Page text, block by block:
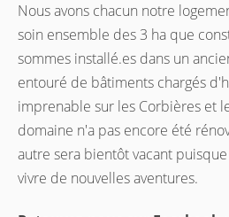
Nous avons chacun notre
soin ensemble des 3 ha que
sommes installé.es dans un
entouré de bâtiments chargés
imprenable sur les Corbières et
domaine n'a pas encore été
autre sera bientôt vacant
vivre de nouvelles aventures.